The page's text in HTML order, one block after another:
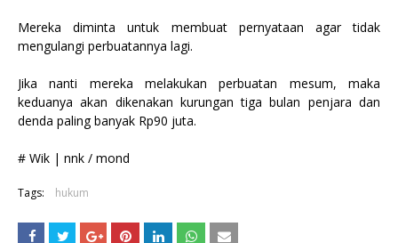
Mereka diminta untuk membuat pernyataan agar tidak
mengulangi perbuatannya lagi.
Jika nanti mereka melakukan perbuatan mesum, maka
keduanya akan dikenakan kurungan tiga bulan penjara dan
denda paling banyak Rp90 juta.
# Wik | nnk / mond
Tags: hukum